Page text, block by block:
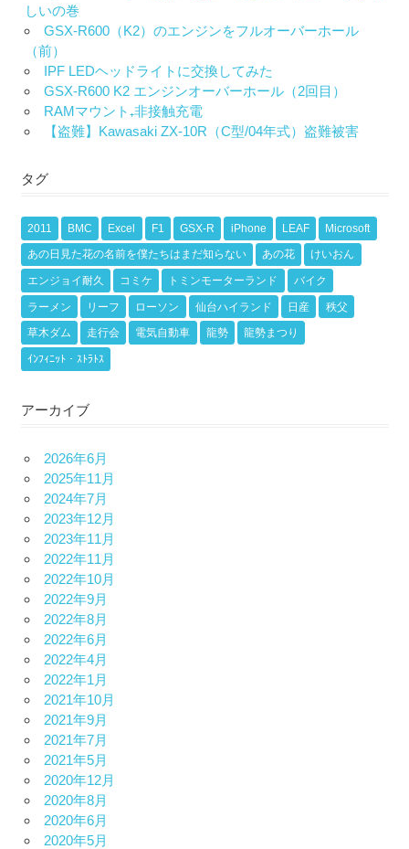
しいの巻
GSX-R600（K2）のエンジンをフルオーバーホール
（前）
IPF LEDヘッドライトに交換してみた
GSX-R600 K2 エンジンオーバーホール（2回目）
RAMマウント₊非接触充電
【盗難】Kawasaki ZX-10R（C型/04年式）盗難被害
タグ
2011 BMC Excel F1 GSX-R iPhone LEAF Microsoft
あの日見た花の名前を僕たちはまだ知らない あの花 けいおん
エンジョイ耐久 コミケ トミンモーターランド バイク
ラーメン リーフ ローソン 仙台ハイランド 日産 秩父
草木ダム 走行会 電気自動車 龍勢 龍勢まつり
ｲﾝﾌｨﾆｯﾄ・ｽﾄﾗﾄｽ
アーカイブ
2026年6月
2025年11月
2024年7月
2023年12月
2023年11月
2022年11月
2022年10月
2022年9月
2022年8月
2022年6月
2022年4月
2022年1月
2021年10月
2021年9月
2021年7月
2021年5月
2020年12月
2020年8月
2020年6月
2020年5月